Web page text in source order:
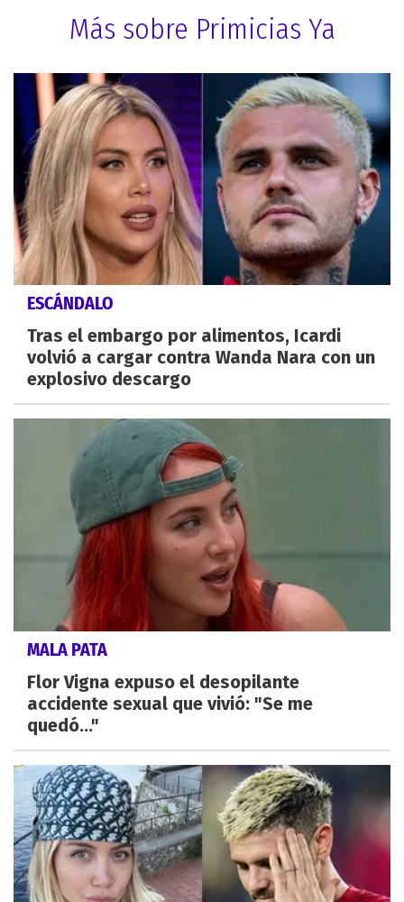
Más sobre Primicias Ya
ESCÁNDALO
Tras el embargo por alimentos, Icardi
volvió a cargar contra Wanda Nara con un
explosivo descargo
MALA PATA
Flor Vigna expuso el desopilante
accidente sexual que vivió: "Se me
quedó..."